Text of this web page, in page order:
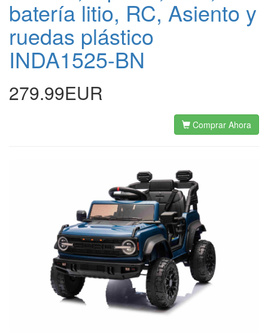
batería litio, RC, Asiento y
ruedas plástico
INDA1525-BN
279.99EUR
Comprar Ahora